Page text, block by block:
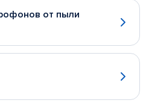
от пыли